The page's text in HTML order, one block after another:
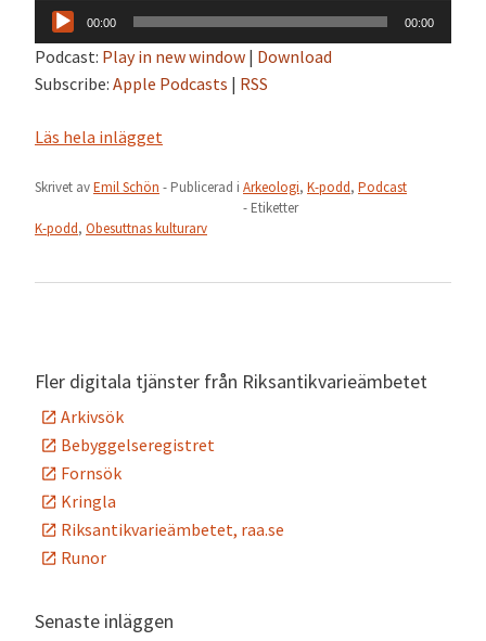
Ljudspelare
00:00 00:00
Podcast: Play in new window | Download
Subscribe: Apple Podcasts | RSS
Läs hela inlägget
Skrivet avEmil Schön - Publicerad i Arkeologi, K-podd, Podcast
- Etiketter
K-podd, Obesuttnas kulturarv
Fler digitala tjänster från Riksantikvarieämbetet
Arkivsök
Bebyggelseregistret
Fornsök
Kringla
Riksantikvarieämbetet, raa.se
Runor
Senaste inläggen